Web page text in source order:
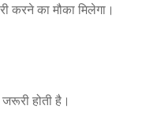
करने का मौका मिलेगा।
होती है।